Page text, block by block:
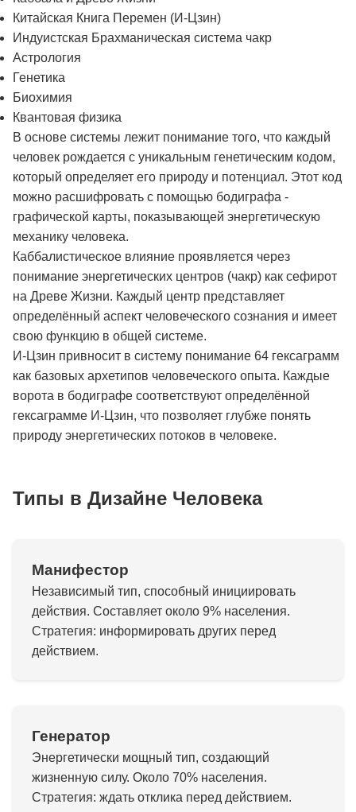
Китайская Книга Перемен (И-Цзин)
Индуистская Брахманическая система чакр
Астрология
Генетика
Биохимия
Квантовая физика
В основе системы лежит понимание того, что каждый
человек рождается с уникальным генетическим кодом,
который определяет его природу и потенциал. Этот код
можно расшифровать с помощью бодиграфа -
графической карты, показывающей энергетическую
механику человека.
Каббалистическое влияние проявляется через
понимание энергетических центров (чакр) как сефирот
на Древе Жизни. Каждый центр представляет
определённый аспект человеческого сознания и имеет
свою функцию в общей системе.
И-Цзин привносит в систему понимание 64 гексаграмм
как базовых архетипов человеческого опыта. Каждые
ворота в бодиграфе соответствуют определённой
гексаграмме И-Цзин, что позволяет глубже понять
природу энергетических потоков в человеке.
Типы в Дизайне Человека
Манифестор
Независимый тип, способный инициировать
действия. Составляет около 9% населения.
Стратегия: информировать других перед
действием.
Генератор
Энергетически мощный тип, создающий
жизненную силу. Около 70% населения.
Стратегия: ждать отклика перед действием.